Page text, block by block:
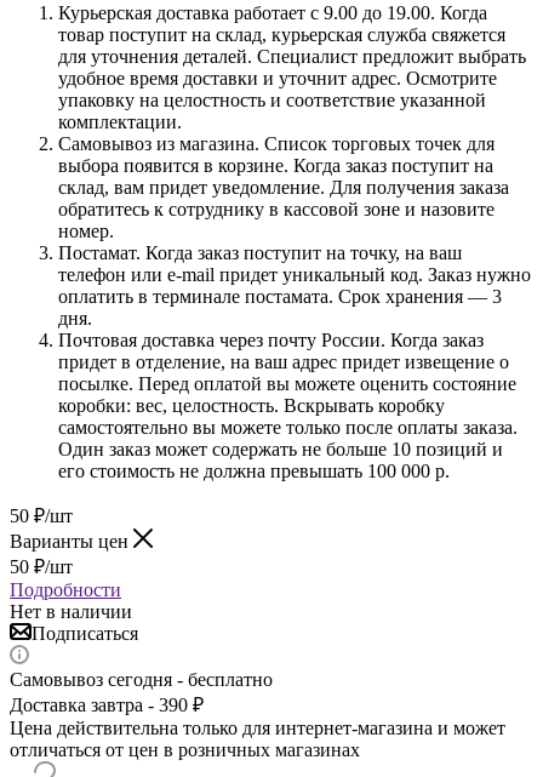
Курьерская доставка работает с 9.00 до 19.00. Когда
товар поступит на склад, курьерская служба свяжется
для уточнения деталей. Специалист предложит выбрать
удобное время доставки и уточнит адрес. Осмотрите
упаковку на целостность и соответствие указанной
комплектации.
Самовывоз из магазина. Список торговых точек для
выбора появится в корзине. Когда заказ поступит на
склад, вам придет уведомление. Для получения заказа
обратитесь к сотруднику в кассовой зоне и назовите
номер.
Постамат. Когда заказ поступит на точку, на ваш
телефон или e-mail придет уникальный код. Заказ нужно
оплатить в терминале постамата. Срок хранения — 3
дня.
Почтовая доставка через почту России. Когда заказ
придет в отделение, на ваш адрес придет извещение о
посылке. Перед оплатой вы можете оценить состояние
коробки: вес, целостность. Вскрывать коробку
самостоятельно вы можете только после оплаты заказа.
Один заказ может содержать не больше 10 позиций и
его стоимость не должна превышать 100 000 р.
50 ₽/шт
Варианты цен
50 ₽/шт
Подробности
Нет в наличии
Подписаться
Самовывоз сегодня - бесплатно
Доставка завтра - 390 ₽
Цена действительна только для интернет-магазина и может
отличаться от цен в розничных магазинах